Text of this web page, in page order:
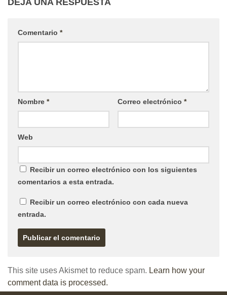
Comentario *
Nombre * Correo electrónico *
Web
Recibir un correo electrónico con los siguientes
comentarios a esta entrada.
Recibir un correo electrónico con cada nueva
entrada.
This site uses Akismet to reduce spam. Learn how your
comment data is processed.